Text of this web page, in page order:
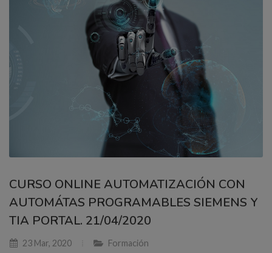
CURSO ONLINE AUTOMATIZACIÓN CON
AUTOMÁTAS PROGRAMABLES SIEMENS Y
TIA PORTAL. 21/04/2020
23 Mar, 2020 Formación